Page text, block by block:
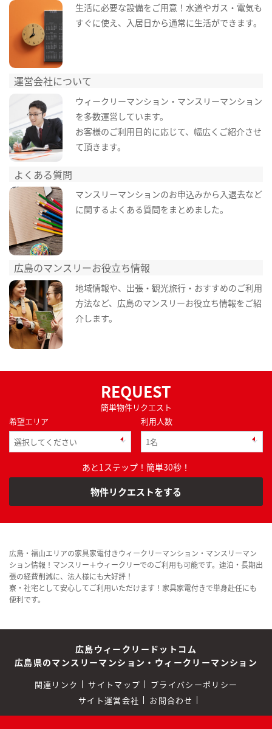
生活に必要な設備をご用意！水道やガス・電気も
すぐに使え、入居日から通常に生活ができます。
運営会社について
ウィークリーマンション・マンスリーマンション
を多数運営しています。
お客様のご利用目的に応じて、幅広くご紹介させ
て頂きます。
よくある質問
マンスリーマンションのお申込みから入退去など
に関するよくある質問をまとめました。
広島のマンスリーお役立ち情報
地域情報や、出張・観光旅行・おすすめのご利用
方法など、広島のマンスリーお役立ち情報をご紹
介します。
REQUEST
簡単物件リクエスト
希望エリア
利用人数
あと1ステップ！簡単30秒！
物件リクエストをする
広島・福山エリアの家具家電付きウィークリーマンション・マンスリーマン
ション情報！マンスリー＋ウィークリーでのご利用も可能です。連泊・長期出
張の経費削減に、法人様にも大好評！
寮・社宅として安心してご利用いただけます！家具家電付きで単身赴任にも
便利です。
広島ウィークリードットコム
広島県のマンスリーマンション・ウィークリーマンション
関連リンク サイトマップ
プライバシーポリシー
サイト運営会社
お問合わせ